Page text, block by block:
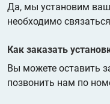
Да, мы установим
необходимо
Как заказать
Вы можете оставить
позвонить нам по